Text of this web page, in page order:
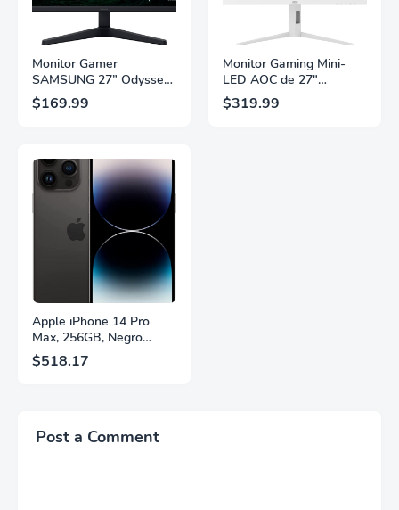
Monitor Gamer
SAMSUNG 27” Odyssey
G5 G53F con Resolución
QHD, HDR10,
Panel IPS, AMD
FreeSync™ Premium,
Ecualizador Negro,
Cambio Automático de
Fuente,
LS27FG532ENXZA
$169.99
Monitor Gaming Mini-
LED AOC de 27"
Pulgadas, QHD
2560×1440, 320Hz, 1ms
$319.99
Apple iPhone 14 Pro
Max, 256GB, Negro
Espacial - Desbloqueado
(Renovado)
$518.17
Post a Comment